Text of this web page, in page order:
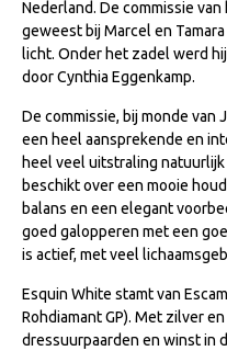
Animal Health
Gids voor Goede
Tarievenlijst
Veel gestelde vragen
Webshop
Evenementen
NRPS Select Sale
NRPS Keuringen
Nederland. De commissie
geweest bij Marcel en
licht. Onder het zadel werd
door Cynthia Eggenkamp.
De commissie, bij monde van
een heel aansprekende en
heel veel uitstraling
beschikt over een mooie
balans en een elegant
goed galopperen met een
is actief, met veel
Esquin White stamt van
Rohdiamant GP). Met zilver
dressuurpaarden en winst in